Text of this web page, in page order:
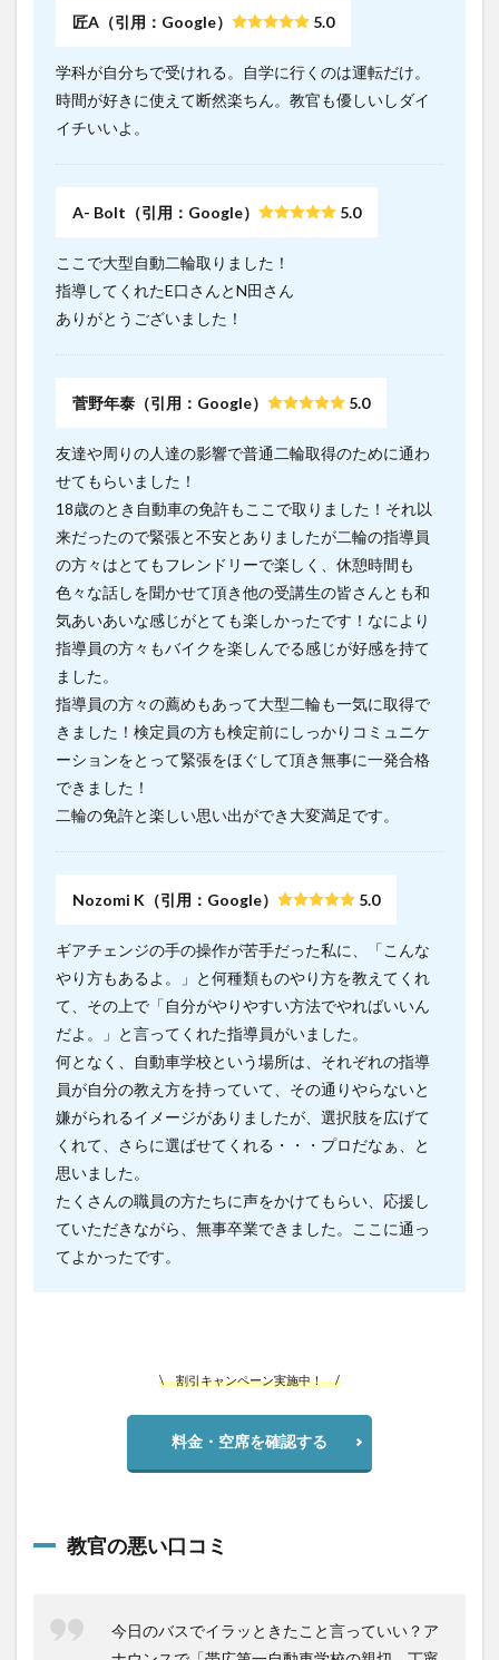
匠A（引用：Google） 5.0
学科が自分ちで受けれる。自学に行くのは運転だけ。
時間が好きに使えて断然楽ちん。教官も優しいしダイ
イチいいよ。
A- Bolt（引用：Google） 5.0
ここで大型自動二輪取りました！
指導してくれたE口さんとN田さん
ありがとうございました！
菅野年泰（引用：Google） 5.0
友達や周りの人達の影響で普通二輪取得のために通わ
せてもらいました！
18歳のとき自動車の免許もここで取りました！それ以
来だったので緊張と不安とありましたが二輪の指導員
の方々はとてもフレンドリーで楽しく、休憩時間も
色々な話しを聞かせて頂き他の受講生の皆さんとも和
気あいあいな感じがとても楽しかったです！なにより
指導員の方々もバイクを楽しんでる感じが好感を持て
ました。
指導員の方々の薦めもあって大型二輪も一気に取得で
きました！検定員の方も検定前にしっかりコミュニケ
ーションをとって緊張をほぐして頂き無事に一発合格
できました！
二輪の免許と楽しい思い出ができ大変満足です。
Nozomi K（引用：Google） 5.0
ギアチェンジの手の操作が苦手だった私に、「こんな
やり方もあるよ。」と何種類ものやり方を教えてくれ
て、その上で「自分がやりやすい方法でやればいいん
だよ。」と言ってくれた指導員がいました。
何となく、自動車学校という場所は、それぞれの指導
員が自分の教え方を持っていて、その通りやらないと
嫌がられるイメージがありましたが、選択肢を広げて
くれて、さらに選ばせてくれる・・・プロだなぁ、と
思いました。
たくさんの職員の方たちに声をかけてもらい、応援し
ていただきながら、無事卒業できました。ここに通っ
てよかったです。
\ 割引キャンペーン実施中！ /
料金・空席を確認する
教官の悪い口コミ
今日のバスでイラッときたこと言っていい？ア